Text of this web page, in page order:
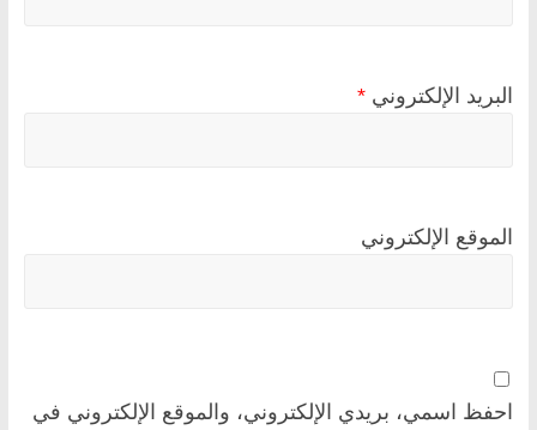
البريد الإلكتروني *
الموقع الإلكتروني
احفظ اسمي، بريدي الإلكتروني، والموقع الإلكتروني في